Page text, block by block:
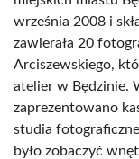
września 2008 i
zawierała 20
Arciszewskiego,
atelier w Będzinie.
zaprezentowano
studia
było zobaczyć